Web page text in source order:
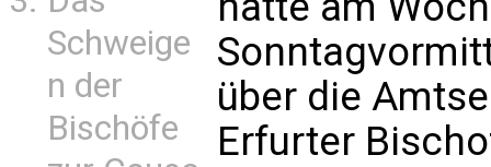
Schweige
n der
Bischöfe
über die
Erfurter